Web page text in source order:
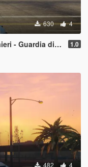
630 4
di Finanza 1.0
482 4